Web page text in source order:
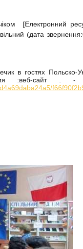
[Електронний
(дата
в гостях Польско-
:веб-сайт . -